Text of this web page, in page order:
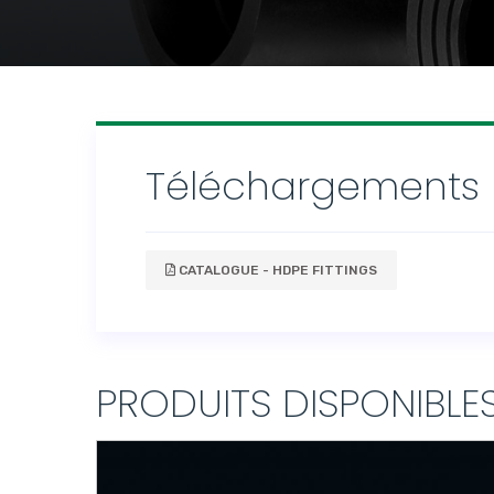
Téléchargements
CATALOGUE - HDPE FITTINGS
PRODUITS